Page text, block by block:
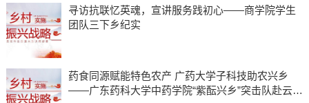
寻访抗联忆英魂，宣讲服务践初心——商学院学生
团队三下乡纪实
药食同源赋能特色农产 广药大学子科技助农兴乡
——广东药科大学中药学院“紫酝兴乡”突击队赴云浮